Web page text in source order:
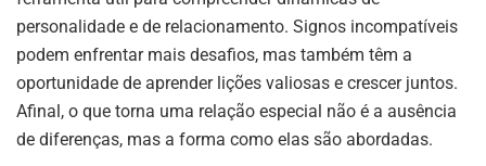
personalidade e de relacionamento. Signos incompatíveis
podem enfrentar mais desafios, mas também têm a
oportunidade de aprender lições valiosas e crescer juntos.
Afinal, o que torna uma relação especial não é a ausência
de diferenças, mas a forma como elas são abordadas.